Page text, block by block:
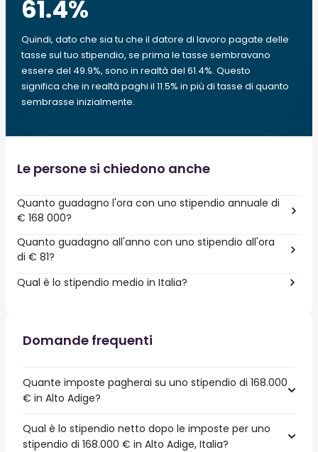
61.4%
Quindi, dato che sia tu che il datore di lavoro pagate delle
tasse sul tuo stipendio, se prima le tasse sembravano
essere del 49.9%, sono in realtà del 61.4%. Questo
significa che in realtà paghi il 11.5% in più di tasse di quanto
sembrasse inizialmente.
Le persone si chiedono anche
Quanto guadagno l'ora con uno stipendio annuale di
€ 168 000?
Quanto guadagno all'anno con uno stipendio all'ora
di € 81?
Qual è lo stipendio medio in Italia?
Domande frequenti
Quante imposte pagherai su uno stipendio di 168.000
€ in Alto Adige?
Qual è lo stipendio netto dopo le imposte per uno
stipendio di 168.000 € in Alto Adige, Italia?